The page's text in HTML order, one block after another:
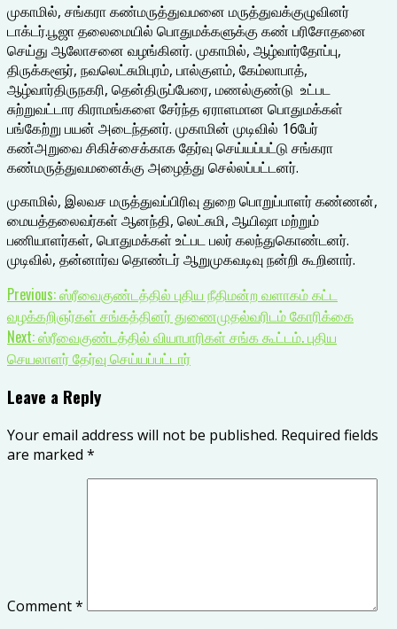
முகாமில், சங்கரா கண்மருத்துவமனை மருத்துவக்குழுவினர்
டாக்டர்.பூஜா தலைமையில் பொதுமக்களுக்கு கண் பரிசோதனை
செய்து ஆலோசனை வழங்கினர். முகாமில், ஆழ்வார்தோப்பு,
திருக்களூர், நவலெட்சுமிபுரம், பால்குளம், கேம்லாபாத்,
ஆழ்வார்திருநகரி, தென்திருப்பேரை, மணல்குண்டு உட்பட
சுற்றுவட்டார கிராமங்களை சேர்ந்த ஏராளமான பொதுமக்கள்
பங்கேற்று பயன் அடைந்தனர். முகாமின் முடிவில் 16பேர்
கண்அறுவை சிகிச்சைக்காக தேர்வு செய்யப்பட்டு சங்கரா
கண்மருத்துவமனைக்கு அழைத்து செல்லப்பட்டனர்.
முகாமில், இலவச மருத்துவப்பிரிவு துறை பொறுப்பாளர் கண்ணன்,
மையத்தலைவர்கள் ஆனந்தி, லெட்சுமி, ஆயிஷா மற்றும்
பணியாளர்கள், பொதுமக்கள் உட்பட பலர் கலந்துகொண்டனர்.
முடிவில், தன்னார்வ தொண்டர் ஆறுமுகவடிவு நன்றி கூறினார்.
Continue
Reading
Previous:ஸ்ரீவைகுண்டத்தில் புதிய நீதிமன்ற வளாகம் கட்ட
வழக்கறிஞர்கள் சங்கத்தினர் துணைமுதல்வரிடம் கோரிக்கை
Next:ஸ்ரீவைகுண்டத்தில் வியாபாரிகள் சங்க கூட்டம். புதிய
செயலாளர் தேர்வு செய்யப்பட்டார்
Leave a Reply
Your email address will not be published. Required fields
are marked *
Comment*